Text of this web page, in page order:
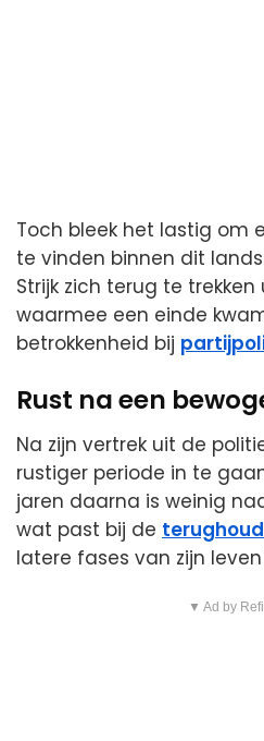
Toch bleek het lastig om
te vinden binnen dit
Strijk zich terug te
waarmee een einde
betrokkenheid bij
Rust na een
Na zijn vertrek uit de
rustiger periode in te
jaren daarna is weinig
wat past bij de
latere fases van zijn
▼ Ad by